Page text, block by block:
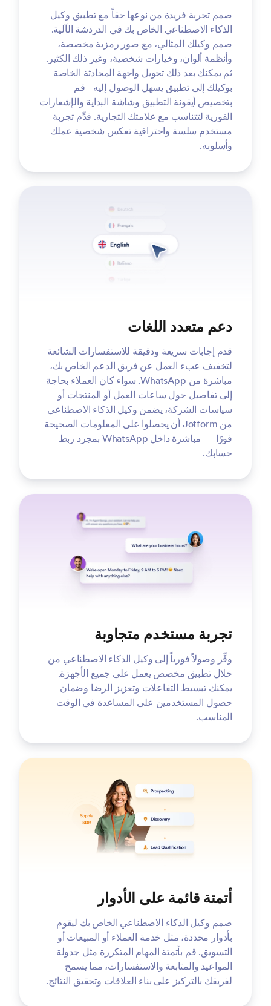
صمم تجربة فريدة من نوعها حقاً مع تطبيق وكيل
الذكاء الاصطناعي الخاص بك في الدردشة الآلية.
صمم وكيلك المثالي، مع صور رمزية مخصصة،
وأنظمة ألوان، وخيارات شخصية، وغير ذلك الكثير.
ثم يمكنك بعد ذلك تحويل واجهة المحادثة الخاصة
بوكيلك إلى تطبيق يسهل الوصول إليه - قم
بتخصيص أيقونة التطبيق وشاشة البداية والإشعارات
الفورية لتتناسب مع علامتك التجارية. قدِّم تجربة
مستخدم سلسة واحترافية تعكس شخصية عملك
وأسلوبه.
دعم متعدد اللغات
قدم إجابات سريعة ودقيقة للاستفسارات الشائعة
لتخفيف عبء العمل عن فريق الدعم الخاص بك،
مباشرة من WhatsApp. سواء كان العملاء بحاجة
إلى تفاصيل حول ساعات العمل أو المنتجات أو
سياسات الشركة، يضمن وكيل الذكاء الاصطناعي
من Jotform أن يحصلوا على المعلومات الصحيحة
فورًا — مباشرة داخل WhatsApp بمجرد ربط
حسابك.
تجربة مستخدم متجاوبة
وفِّر وصولاً فورياً إلى وكيل الذكاء الاصطناعي من
خلال تطبيق مخصص يعمل على جميع الأجهزة.
يمكنك تبسيط التفاعلات وتعزيز الرضا وضمان
حصول المستخدمين على المساعدة في الوقت
المناسب.
أتمتة قائمة على الأدوار
صمم وكيل الذكاء الاصطناعي الخاص بك ليقوم
بأدوار محددة، مثل خدمة العملاء أو المبيعات أو
التسويق. قم بأتمتة المهام المتكررة مثل جدولة
المواعيد والمتابعة والاستفسارات، مما يسمح
لفريقك بالتركيز على بناء العلاقات وتحقيق النتائج.